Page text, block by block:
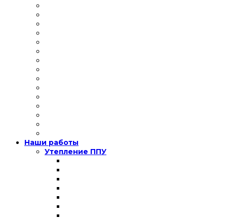
Наши работы
Утепление ППУ